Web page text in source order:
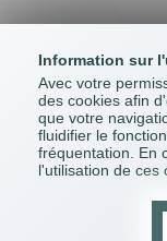
Information sur
Avec votre
des cookies afin
que votre
fluidifier le
fréquentation. En
l'utilisation de ces
NOUVELLE DÉCO
CONDITIONS